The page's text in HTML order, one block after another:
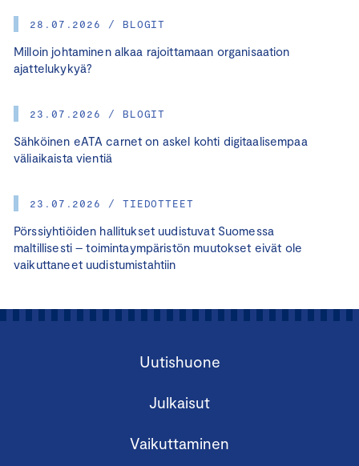
28.07.2026 / BLOGIT
Milloin johtaminen alkaa rajoittamaan organisaation
ajattelukykyä?
23.07.2026 / BLOGIT
Sähköinen eATA carnet on askel kohti digitaalisempaa
väliaikaista vientiä
23.07.2026 / TIEDOTTEET
Pörssiyhtiöiden hallitukset uudistuvat Suomessa
maltillisesti – toimintaympäristön muutokset eivät ole
vaikuttaneet uudistumistahtiin
Uutishuone
Julkaisut
Vaikuttaminen